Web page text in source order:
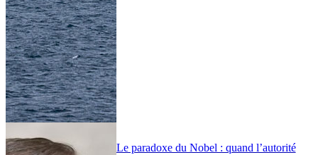
Le paradoxe du Nobel : quand l’autorité